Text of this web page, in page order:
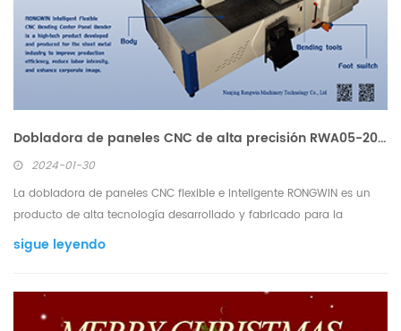
Dobladora de paneles CNC de alta precisión RWA05-2000P Ocupa el primer lugar en China y el segundo en todo el mundo Dobladora de paneles CNC de alta precisión RWA05-2000P Ocupa el primer lugar en China y el segundo en todo el mundo
2024-01-30
La dobladora de paneles CNC flexible e inteligente RONGWIN es un
producto de alta tecnología desarrollado y fabricado para la
industria de la chapa metálica con el fin de mejorar la eficiencia de
la producción, reducir la intensidad de la mano de obra y realzar la
sigue leyendo